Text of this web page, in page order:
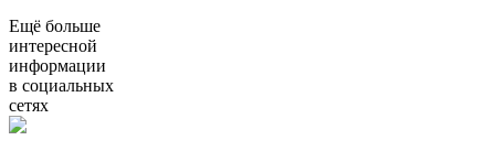
Ещё больше
интересной
информации
в социальных
сетях